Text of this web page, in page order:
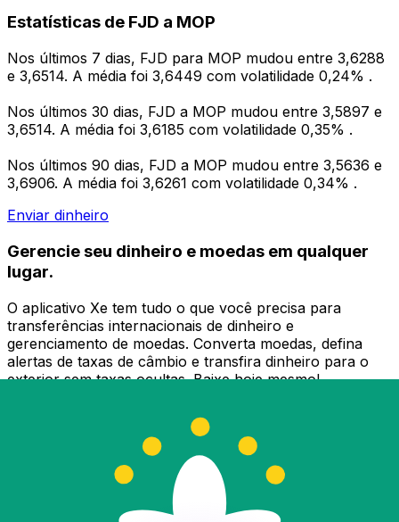
Estatísticas de FJD a MOP
Nos últimos 7 dias, FJD para MOP mudou entre 3,6288
e 3,6514. A média foi 3,6449 com volatilidade 0,24% .
Nos últimos 30 dias, FJD a MOP mudou entre 3,5897 e
3,6514. A média foi 3,6185 com volatilidade 0,35% .
Nos últimos 90 dias, FJD a MOP mudou entre 3,5636 e
3,6906. A média foi 3,6261 com volatilidade 0,34% .
Enviar dinheiro
Gerencie seu dinheiro e moedas em qualquer
lugar.
O aplicativo Xe tem tudo o que você precisa para
transferências internacionais de dinheiro e
gerenciamento de moedas. Converta moedas, defina
alertas de taxas de câmbio e transfira dinheiro para o
exterior sem taxas ocultas. Baixe hoje mesmo!